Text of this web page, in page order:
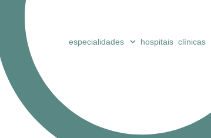
especialidades hospitais clínicas